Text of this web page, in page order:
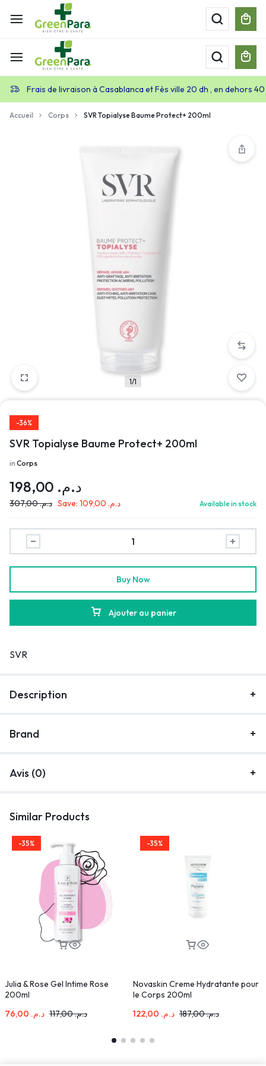
Frais de livraison à Casablanca et Fès ville 20 dh , en dehors
Accueil Corps SVR Topialyse Baume Protect+ 200ml
1/1
-36%
SVR Topialyse Baume Protect+ 200ml
in Corps
د.م.
د.م.307,00 Save: د.م. Available in stock
Ajouter au panier
Buy Now
SVR
Description
Brand
Avis (0)
Similar Products
-35%
Julia & Rose Gel Intime Rose
200ml
د.م.
د.م.117,00
-35%
Novaskin Creme Hydratante pour
le Corps 200ml
د.م.
د.م.187,00